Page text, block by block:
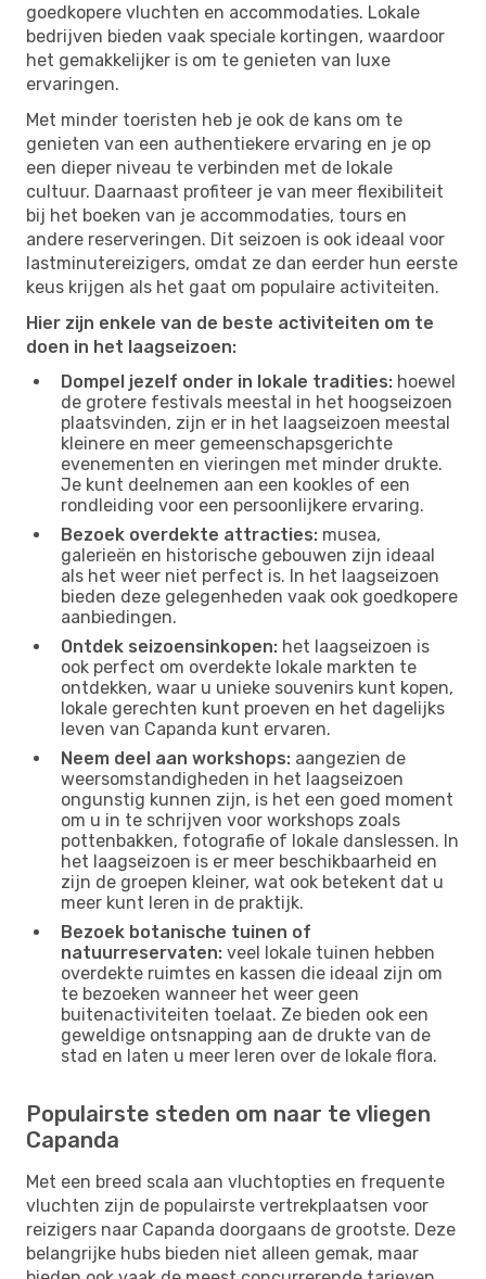
goedkopere vluchten en accommodaties. Lokale
bedrijven bieden vaak speciale kortingen, waardoor
het gemakkelijker is om te genieten van luxe
ervaringen.
Met minder toeristen heb je ook de kans om te
genieten van een authentiekere ervaring en je op
een dieper niveau te verbinden met de lokale
cultuur. Daarnaast profiteer je van meer flexibiliteit
bij het boeken van je accommodaties, tours en
andere reserveringen. Dit seizoen is ook ideaal voor
lastminutereizigers, omdat ze dan eerder hun eerste
keus krijgen als het gaat om populaire activiteiten.
Hier zijn enkele van de beste activiteiten om te
doen in het laagseizoen:
Dompel jezelf onder in lokale tradities: hoewel
de grotere festivals meestal in het hoogseizoen
plaatsvinden, zijn er in het laagseizoen meestal
kleinere en meer gemeenschapsgerichte
evenementen en vieringen met minder drukte.
Je kunt deelnemen aan een kookles of een
rondleiding voor een persoonlijkere ervaring.
Bezoek overdekte attracties: musea,
galerieën en historische gebouwen zijn ideaal
als het weer niet perfect is. In het laagseizoen
bieden deze gelegenheden vaak ook goedkopere
aanbiedingen.
Ontdek seizoensinkopen: het laagseizoen is
ook perfect om overdekte lokale markten te
ontdekken, waar u unieke souvenirs kunt kopen,
lokale gerechten kunt proeven en het dagelijks
leven van Capanda kunt ervaren.
Neem deel aan workshops: aangezien de
weersomstandigheden in het laagseizoen
ongunstig kunnen zijn, is het een goed moment
om u in te schrijven voor workshops zoals
pottenbakken, fotografie of lokale danslessen. In
het laagseizoen is er meer beschikbaarheid en
zijn de groepen kleiner, wat ook betekent dat u
meer kunt leren in de praktijk.
Bezoek botanische tuinen of
natuurreservaten: veel lokale tuinen hebben
overdekte ruimtes en kassen die ideaal zijn om
te bezoeken wanneer het weer geen
buitenactiviteiten toelaat. Ze bieden ook een
geweldige ontsnapping aan de drukte van de
stad en laten u meer leren over de lokale flora.
Populairste steden om naar te vliegen
Capanda
Met een breed scala aan vluchtopties en frequente
vluchten zijn de populairste vertrekplaatsen voor
reizigers naar Capanda doorgaans de grootste. Deze
belangrijke hubs bieden niet alleen gemak, maar